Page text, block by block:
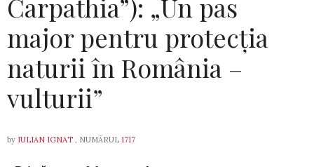
Carpathia”): „Un pas
major pentru protecția
naturii în România –
vulturii”
by IULIAN IGNAT , NUMĂRUL 1717